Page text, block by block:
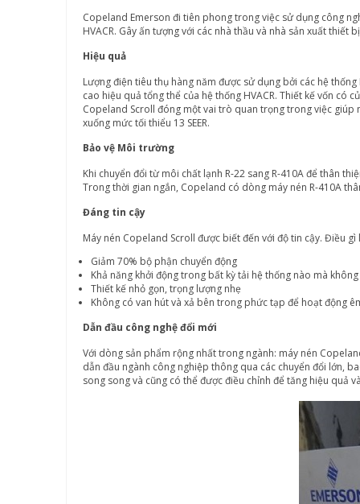
Copeland Emerson đi tiên phong trong việc sử dụng công
HVACR. Gây ấn tượng với các nhà thầu và nhà sản xuất
Hiệu quả
Lượng điện tiêu thụ hàng năm được sử dụng bởi các hệ
cao hiệu quả tổng thể của hệ thống HVACR. Thiết kế vốn có
Copeland Scroll đóng một vai trò quan trọng trong việc giúp
xuống mức tối thiểu 13 SEER.
Bảo vệ Môi trường
Khi chuyển đổi từ môi chất lạnh R-22 sang R-410A để thân
Trong thời gian ngắn, Copeland có dòng máy nén R-410A
Đáng tin cậy
Máy nén Copeland Scroll được biết đến với độ tin cậy. Điều
Giảm 70% bộ phận chuyển động
Khả năng khởi động trong bất kỳ tải hệ thống nào mà
Thiết kế nhỏ gọn, trọng lượng nhẹ
Không có van hút và xả bên trong phức tạp để hoạt động
Dẫn đầu công nghệ đổi mới
Với dòng sản phẩm rộng nhất trong ngành: máy nén
dẫn đầu ngành công nghiệp thông qua các chuyển đổi lớn,
song song và cũng có thể được điều chỉnh để tăng hiệu quả